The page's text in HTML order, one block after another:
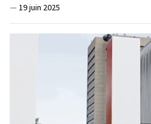
— 19 juin 2025